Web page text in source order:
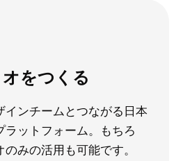
をつくる
インチームとつながる日本
ットフォーム。もちろ
みの活用も可能です。